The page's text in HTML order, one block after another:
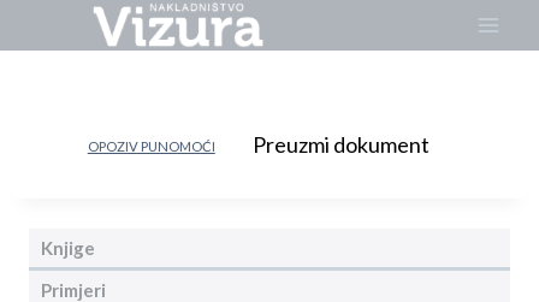
OPOZIV PUNOMOĆI Preuzmi dokument
Knjige
Primjeri